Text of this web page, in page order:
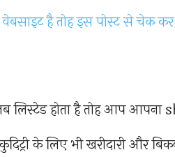
है तोह इस पोस्ट से चेक
होता है तोह आप आपना
के लिए भी खरीदारी और